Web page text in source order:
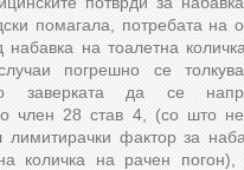
помагала, потребата на
набавка на тоалетна
погрешно се
заверката да се
член 28 став 4, (со што
лимитирачки фактор за
количка на рачен погон),